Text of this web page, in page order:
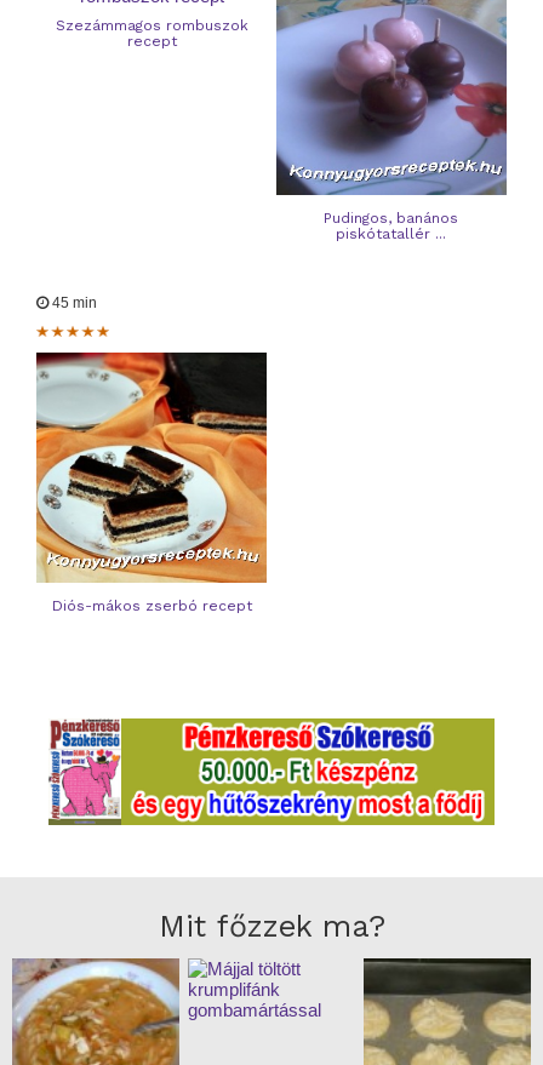
Szezámmagos rombuszok
recept
Pudingos, banános
piskótatallér ...
45 min
Diós-mákos zserbó recept
Mit főzzek ma?